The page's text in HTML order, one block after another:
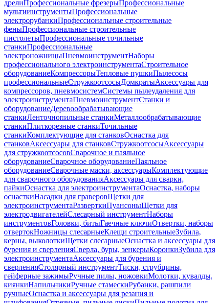
дрелиПрофессиональные фрезерыПрофессиональные
мультиинструментыПрофессиональные
электрорубанкиПрофессиональные строительные
феныПрофессиональные строительные
пистолетыПрофессиональные точильные
станкиПрофессиональные
электроножницыПневмоинструментНаборы
профессионального электроинструментаСтроительное
оборудованиеКомпрессорыТепловые пушкиПылесосы
профессиональныеСтружкоотсосыДомкратыАксессуары для
компрессоров, пневмосистемСистемы пылеудаления для
электроинструментаПневмоинструментСтанки и
оборудованиеДеревообрабатывающие
станкиЛенточнопильные станкиМеталлообрабатывающие
станкиПлиткорезные станкиТочильные
станкиКомплектующие для станковОснастка для
станковАксессуары для станковСтружкоотсосыАксессуары
для стружкоотсосовСварочное и паяльное
оборудованиеСварочное оборудованиеПаяльное
оборудованиеСварочные маски, аксессуарыКомплектующие
для сварочного оборудованияАксессуары для сварки,
пайкиОснастка для электроинструментаОснастка, наборы
оснасткиНасадки для граверовЩетки для
электроинструментаРазверткиПуансоныЩетки для
электродвигателейСлесарный инструментНаборы
инструментовГоловки, битыГаечные ключиОтвертки, наборы
отвертокНожницы слесарныеКлещи строительныеЗубила,
керны, выколоткиЩетки слесарныеОснастка и аксессуары для
бурения и сверленияСверла, буры, зенкерыКоронкиЗубила для
электроинструментаАксессуары для бурения и
сверленияСтолярный инструментТиски, струбцины,
гейферные зажимыРучные пилы, ножовкиМолотки, кувалды,
киянкиНапильникиРучные стамескиРубанки, рашпили
ручныеОснастка и аксессуары для резания и